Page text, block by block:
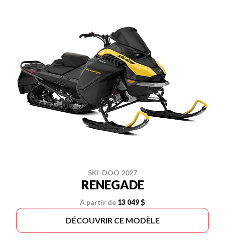
SKI-DOO 2027
RENEGADE
À partir de 13 049 $
DÉCOUVRIR CE MODÈLE